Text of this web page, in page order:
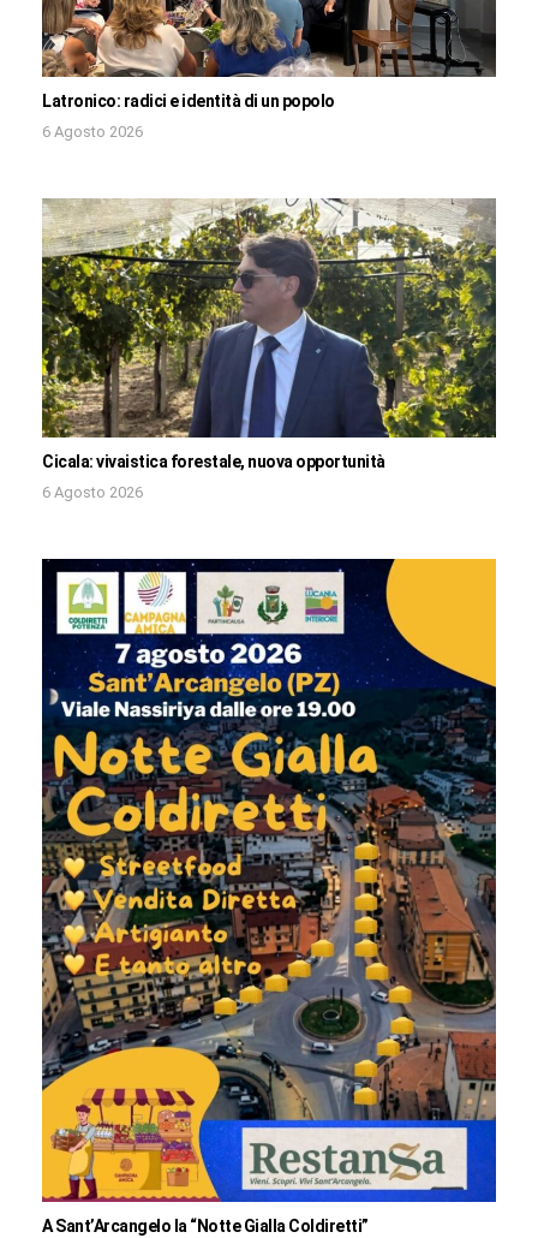
Latronico: radici e identità di un popolo
6 Agosto 2026
Cicala: vivaistica forestale, nuova opportunità
6 Agosto 2026
A Sant’Arcangelo la “Notte Gialla Coldiretti”